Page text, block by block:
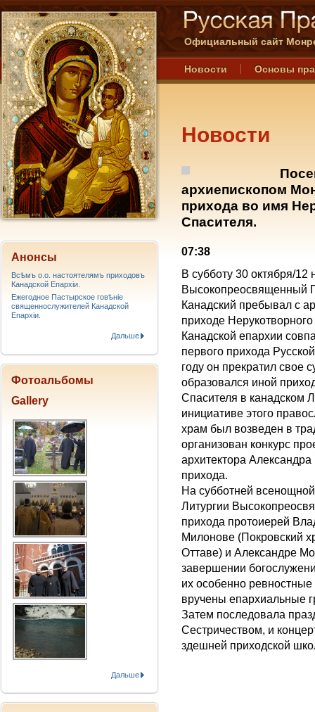
Официальный сайт
Новости Основы
Новости
архиепископом
прихода во имя
Спасителя.
07:38
В субботу 30 октября/12
Высокопреосвященный
Канадский пребывал с
приходе
Канадской епархии
первого прихода
году он прекратил свое
образовался иной
Спасителя в канадском
инициативе этого
храм был возведен в
организован конкурс
архитектора
прихода.
На субботней
Литургии
прихода протоиерей
Милонове (Покровский
Оттаве) и Александре
завершении
их особенно
вручены епархиальные
Затем последовала
Сестричеством, и
здешней приходской
Анонсы
Всѣмъ о.о. настоятелямъ приходовъ
Канадской Епархiи.
Ежегодное Пастырское говѣніе
священнослужителей Канадской
Епархіи.
Дальше
Фотоальбомы
Gallery
Дальше